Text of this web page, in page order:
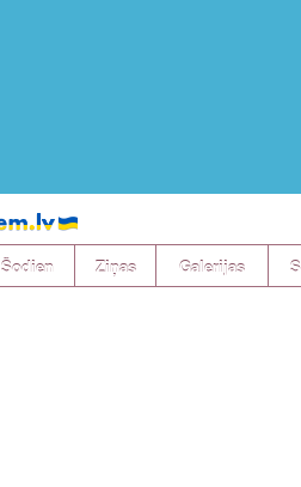
Šodien Ziņas Galerijas